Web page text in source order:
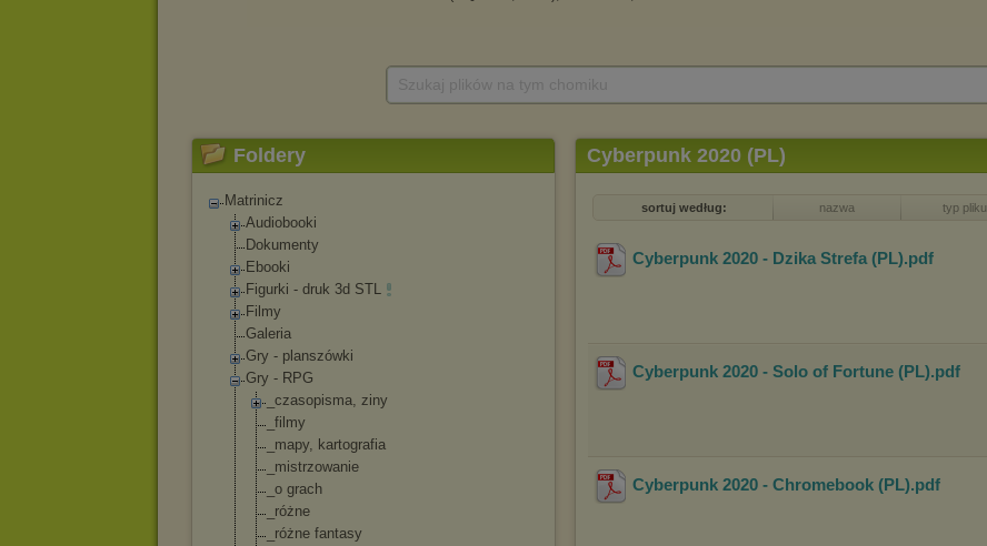
Foldery
Matrinicz
Audiobooki
Dokumenty
Ebooki
Figurki - druk 3d STL
Filmy
Galeria
Gry - planszówki
Gry - RPG
_czasopisma, ziny
_filmy
_mapy, kartografia
_mistrzowanie
_o grach
_różne
_różne fantasy
Cyberpunk 2020 (PL)
sortuj według: nazwa typ pliku
Cyberpunk 2020 - Dzika Strefa (PL).pdf
Cyberpunk 2020 - Solo of Fortune (PL).pdf
Cyberpunk 2020 - Chromebook (PL).pdf